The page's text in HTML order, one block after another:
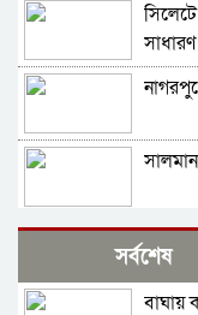
সবুজ
সর্বশেষ
বাঘায়